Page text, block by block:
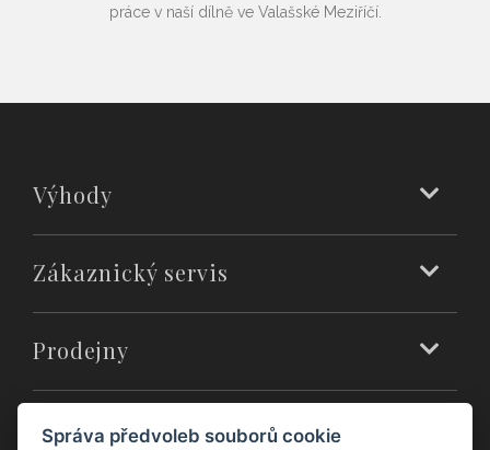
práce v naší dílně ve Valašské Meziříčí.
Výhody
Zákaznický servis
Prodejny
O nás
Správa předvoleb souborů cookie